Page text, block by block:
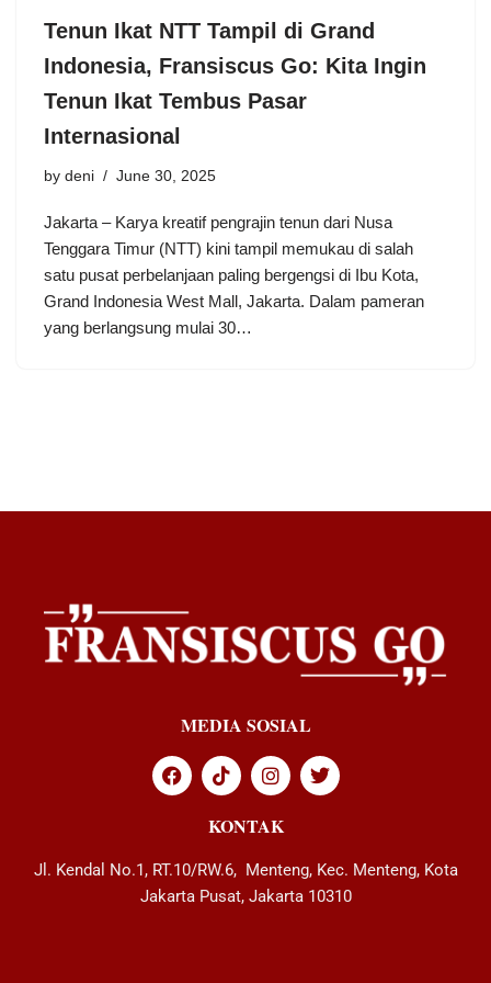
Tenun Ikat NTT Tampil di Grand
Indonesia, Fransiscus Go: Kita Ingin
Tenun Ikat Tembus Pasar
Internasional
by deni June 30, 2025
Jakarta – Karya kreatif pengrajin tenun dari Nusa
Tenggara Timur (NTT) kini tampil memukau di salah
satu pusat perbelanjaan paling bergengsi di Ibu Kota,
Grand Indonesia West Mall, Jakarta. Dalam pameran
yang berlangsung mulai 30…
MEDIA SOSIAL
KONTAK
Jl. Kendal No.1, RT.10/RW.6, Menteng, Kec. Menteng, Kota
Jakarta Pusat, Jakarta 10310